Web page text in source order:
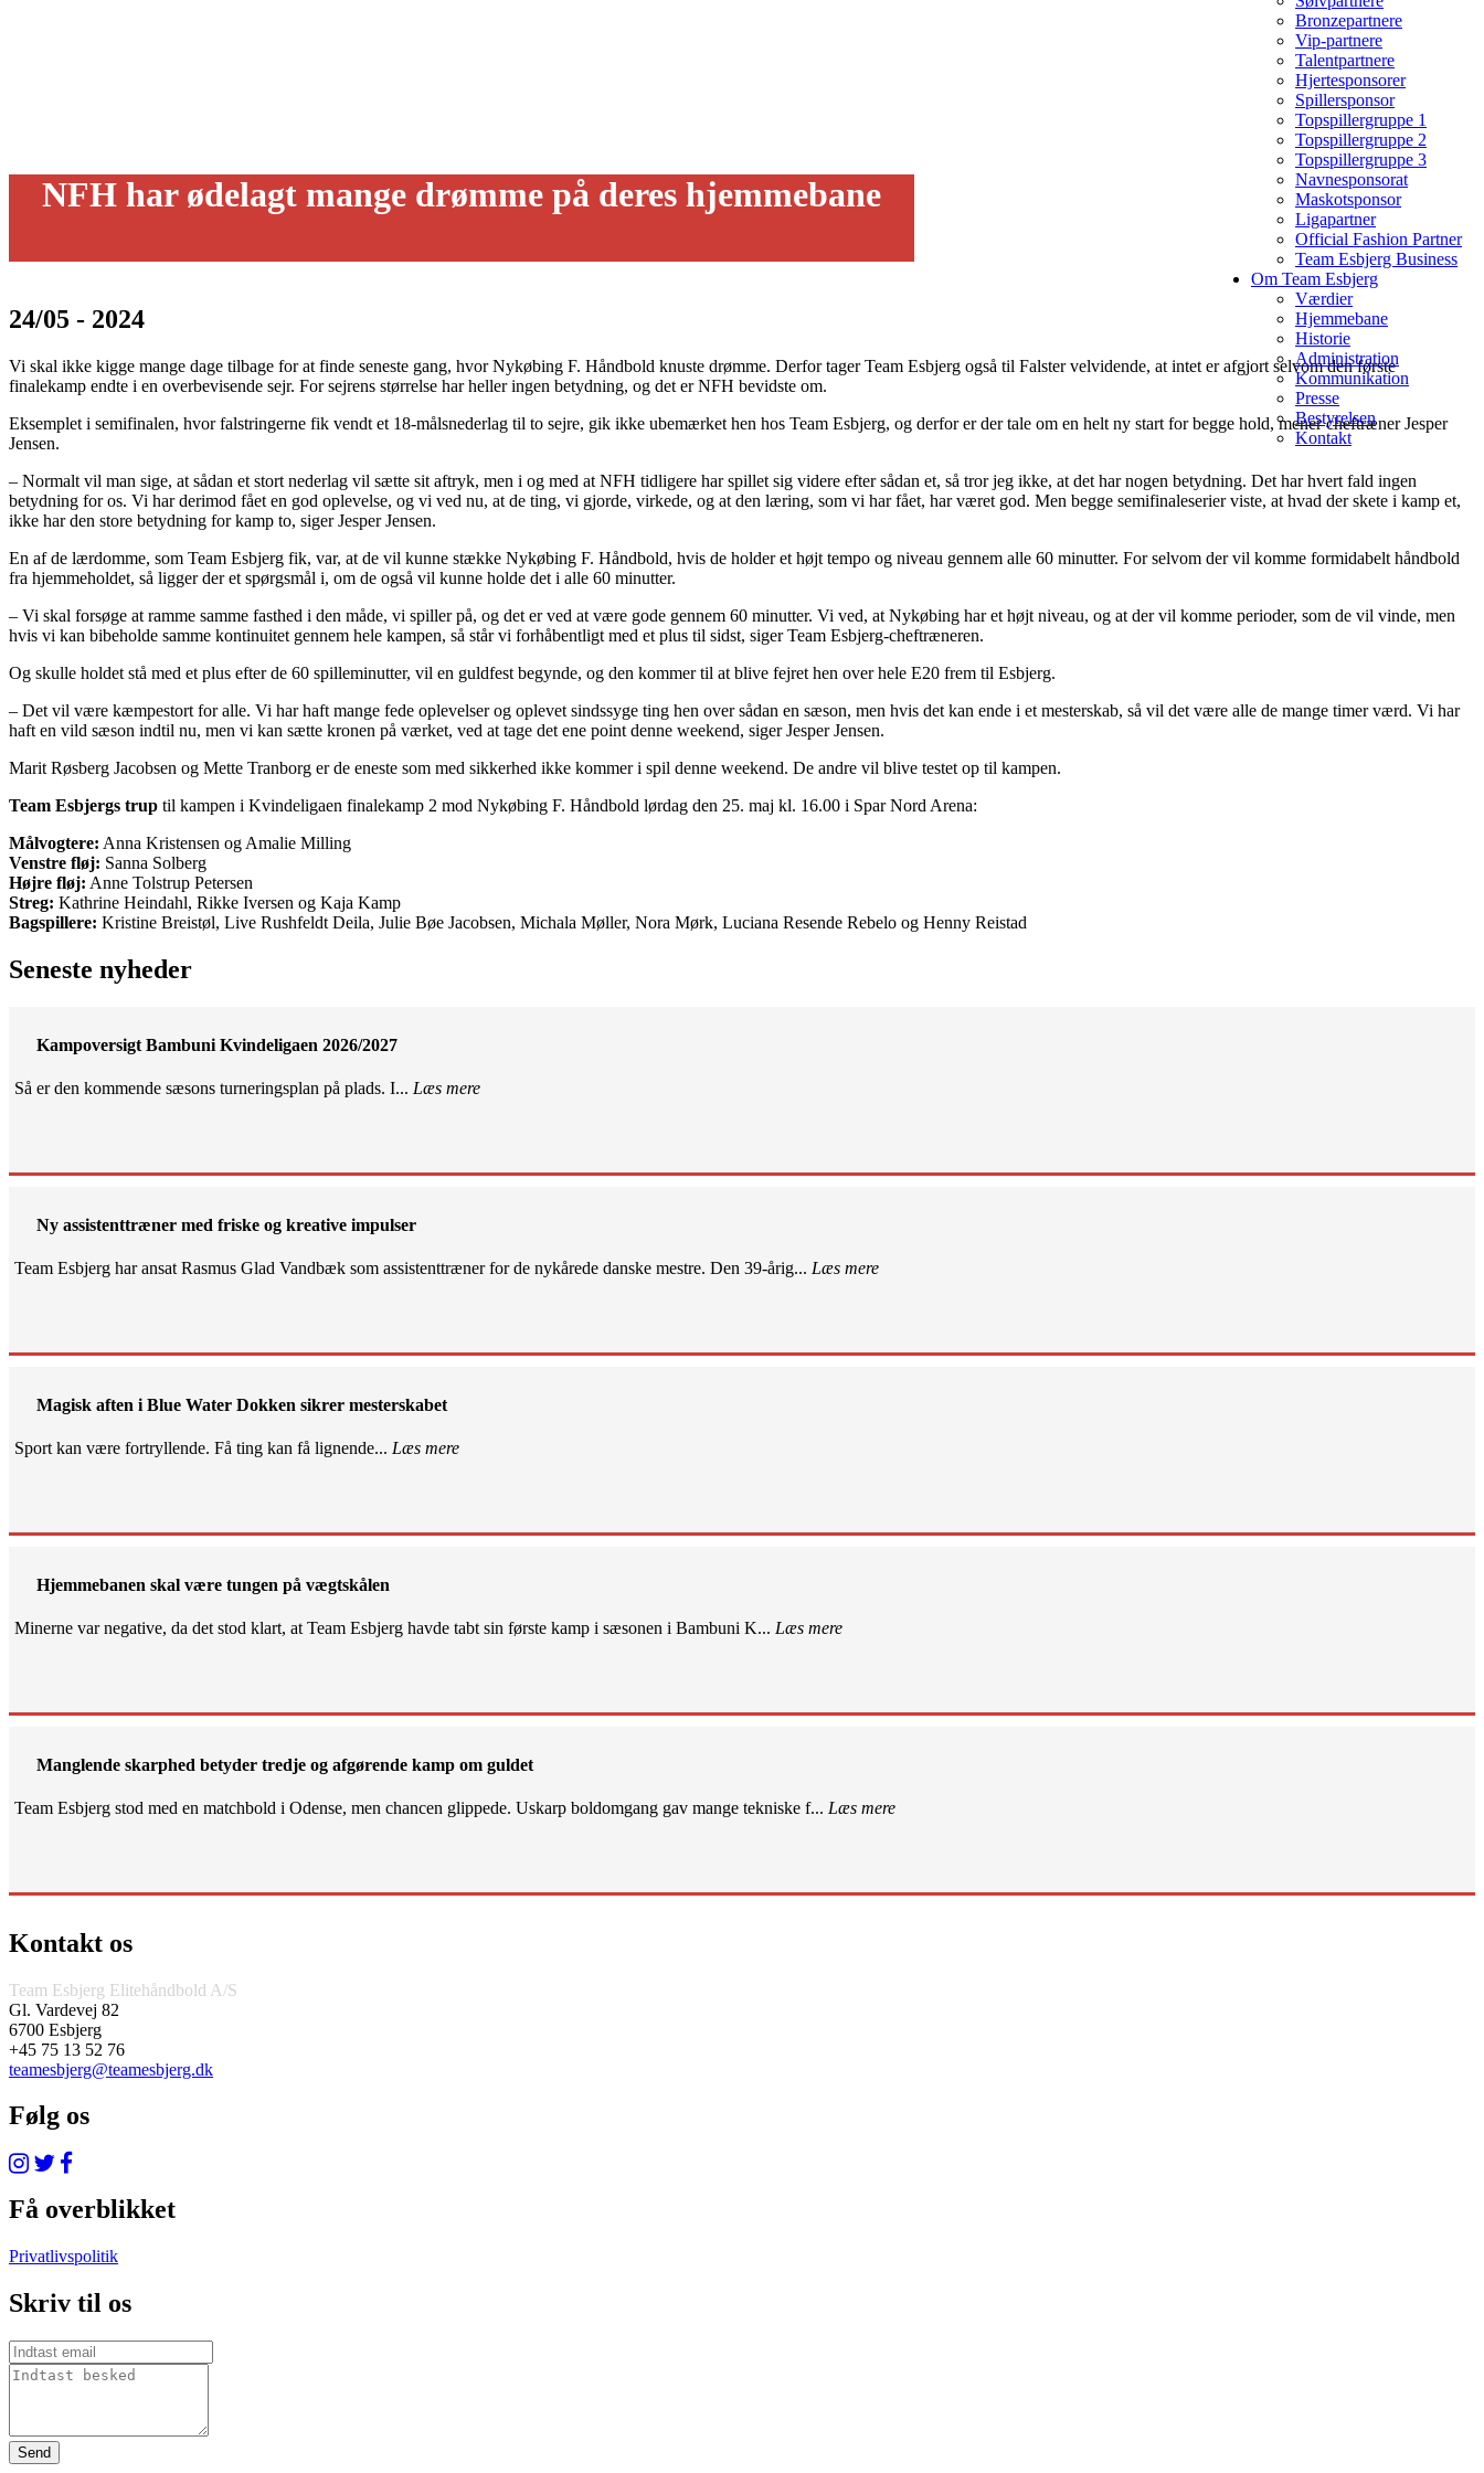
Bronzepartnere
Vip-partnere
Talentpartnere
Hjertesponsorer
Spillersponsor
Topspillergruppe 1
Topspillergruppe 2
Topspillergruppe 3
Navnesponsorat
Maskotsponsor
Ligapartner
Official Fashion Partner
Team Esbjerg Business
Om Team Esbjerg
Værdier
Hjemmebane
Historie
Administration
Kommunikation
Presse
Bestyrelsen
Kontakt
NFH har ødelagt mange drømme på deres hjemmebane
24/05 - 2024
Vi skal ikke kigge mange dage tilbage for at finde seneste gang, hvor Nykøbing F. Håndbold knuste drømme. Derfor tager Team Esbjerg også til Falster velvidende, at intet er afgjort selvom den første
finalekamp endte i en overbevisende sejr. For sejrens størrelse har heller ingen betydning, og det er NFH bevidste om.
Eksemplet i semifinalen, hvor falstringerne fik vendt et 18-målsnederlag til to sejre, gik ikke ubemærket hen hos Team Esbjerg, og derfor er der tale om en helt ny start for begge hold, mener cheftræner Jesper
Jensen.
– Normalt vil man sige, at sådan et stort nederlag vil sætte sit aftryk, men i og med at NFH tidligere har spillet sig videre efter sådan et, så tror jeg ikke, at det har nogen betydning. Det har hvert fald ingen
betydning for os. Vi har derimod fået en god oplevelse, og vi ved nu, at de ting, vi gjorde, virkede, og at den læring, som vi har fået, har været god. Men begge semifinaleserier viste, at hvad der skete i kamp et,
ikke har den store betydning for kamp to, siger Jesper Jensen.
En af de lærdomme, som Team Esbjerg fik, var, at de vil kunne stække Nykøbing F. Håndbold, hvis de holder et højt tempo og niveau gennem alle 60 minutter. For selvom der vil komme formidabelt håndbold
fra hjemmeholdet, så ligger der et spørgsmål i, om de også vil kunne holde det i alle 60 minutter.
– Vi skal forsøge at ramme samme fasthed i den måde, vi spiller på, og det er ved at være gode gennem 60 minutter. Vi ved, at Nykøbing har et højt niveau, og at der vil komme perioder, som de vil vinde, men
hvis vi kan bibeholde samme kontinuitet gennem hele kampen, så står vi forhåbentligt med et plus til sidst, siger Team Esbjerg-cheftræneren.
Og skulle holdet stå med et plus efter de 60 spilleminutter, vil en guldfest begynde, og den kommer til at blive fejret hen over hele E20 frem til Esbjerg.
– Det vil være kæmpestort for alle. Vi har haft mange fede oplevelser og oplevet sindssyge ting hen over sådan en sæson, men hvis det kan ende i et mesterskab, så vil det være alle de mange timer værd. Vi har
haft en vild sæson indtil nu, men vi kan sætte kronen på værket, ved at tage det ene point denne weekend, siger Jesper Jensen.
Marit Røsberg Jacobsen og Mette Tranborg er de eneste som med sikkerhed ikke kommer i spil denne weekend. De andre vil blive testet op til kampen.
Team Esbjergs trup til kampen i Kvindeligaen finalekamp 2 mod Nykøbing F. Håndbold lørdag den 25. maj kl. 16.00 i Spar Nord Arena:
Målvogtere: Anna Kristensen og Amalie Milling
Venstre fløj: Sanna Solberg
Højre fløj: Anne Tolstrup Petersen
Streg: Kathrine Heindahl, Rikke Iversen og Kaja Kamp
Bagspillere: Kristine Breistøl, Live Rushfeldt Deila, Julie Bøe Jacobsen, Michala Møller, Nora Mørk, Luciana Resende Rebelo og Henny Reistad
Seneste nyheder
Kampoversigt Bambuni Kvindeligaen 2026/2027
Så er den kommende sæsons turneringsplan på plads. I... Læs mere
Ny assistenttræner med friske og kreative impulser
Team Esbjerg har ansat Rasmus Glad Vandbæk som assistenttræner for de nykårede danske mestre. Den 39-årig... Læs mere
Magisk aften i Blue Water Dokken sikrer mesterskabet
Sport kan være fortryllende. Få ting kan få lignende... Læs mere
Hjemmebanen skal være tungen på vægtskålen
Minerne var negative, da det stod klart, at Team Esbjerg havde tabt sin første kamp i sæsonen i Bambuni K... Læs mere
Manglende skarphed betyder tredje og afgørende kamp om guldet
Team Esbjerg stod med en matchbold i Odense, men chancen glippede. Uskarp boldomgang gav mange tekniske f... Læs mere
Kontakt os
Team Esbjerg Elitehåndbold A/S
Gl. Vardevej 82
6700 Esbjerg
+45 75 13 52 76
teamesbjerg@teamesbjerg.dk
Følg os
Få overblikket
Privatlivspolitik
Skriv til os